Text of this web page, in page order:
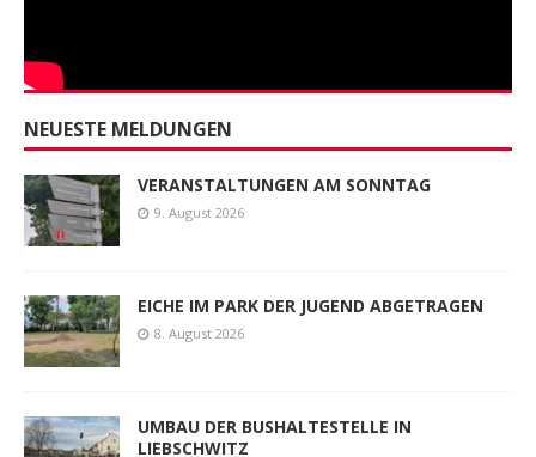
NEUESTE MELDUNGEN
VERANSTALTUNGEN AM SONNTAG
9. August 2026
EICHE IM PARK DER JUGEND ABGETRAGEN
8. August 2026
UMBAU DER BUSHALTESTELLE IN
LIEBSCHWITZ